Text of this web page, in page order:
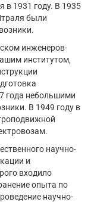
в 1931 году. В 1935
были
инженеров-
институтом,
года небольшими
В 1949 году в
научно-
и
входило
опыта по
научно-